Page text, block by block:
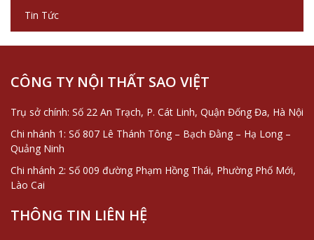
Tin Tức
CÔNG TY NỘI THẤT SAO VIỆT
Trụ sở chính: Số 22 An Trạch, P. Cát Linh, Quận Đống Đa, Hà Nội
Chi nhánh 1: Số 807 Lê Thánh Tông – Bạch Đằng – Hạ Long –
Quảng Ninh
Chi nhánh 2: Số 009 đường Phạm Hồng Thái, Phường Phố Mới,
Lào Cai
THÔNG TIN LIÊN HỆ